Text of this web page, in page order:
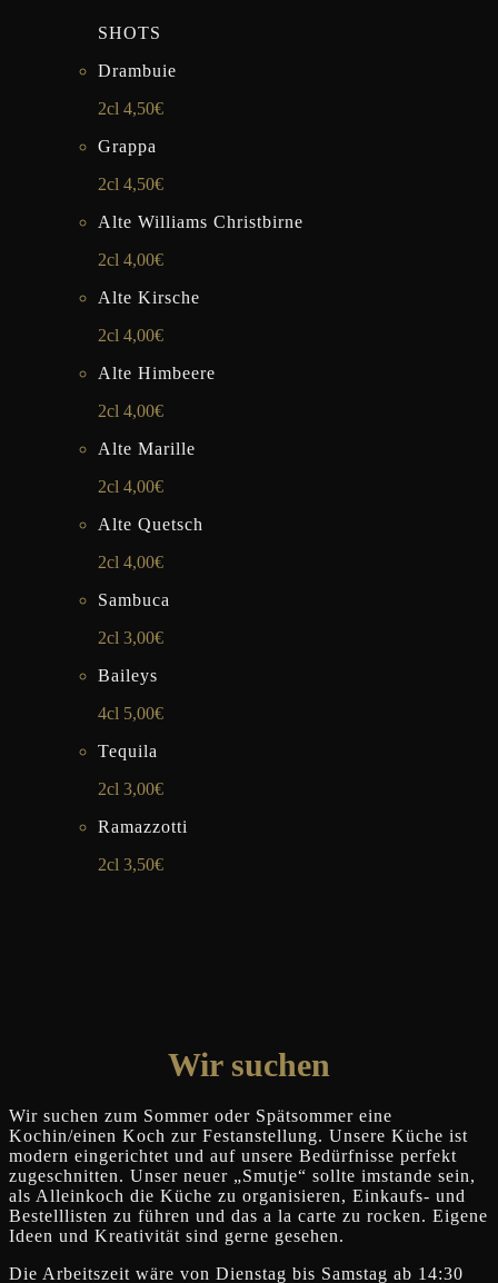
SHOTS
Drambuie
2cl 4,50€
Grappa
2cl 4,50€
Alte Williams Christbirne
2cl 4,00€
Alte Kirsche
2cl 4,00€
Alte Himbeere
2cl 4,00€
Alte Marille
2cl 4,00€
Alte Quetsch
2cl 4,00€
Sambuca
2cl 3,00€
Baileys
4cl 5,00€
Tequila
2cl 3,00€
Ramazzotti
2cl 3,50€
Wir suchen
Wir suchen zum Sommer oder Spätsommer eine
Kochin/einen Koch zur Festanstellung. Unsere Küche ist
modern eingerichtet und auf unsere Bedürfnisse perfekt
zugeschnitten. Unser neuer „Smutje“ sollte imstande sein,
als Alleinkoch die Küche zu organisieren, Einkaufs- und
Bestelllisten zu führen und das a la carte zu rocken. Eigene
Ideen und Kreativität sind gerne gesehen.
Die Arbeitszeit wäre von Dienstag bis Samstag ab 14:30